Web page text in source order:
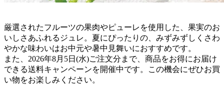
厳選されたフルーツの果肉やピューレを使用した、果実のお
いしさあふれるジュレ。夏にぴったりの、みずみずしくさわ
やかな味わいはお中元や暑中見舞いにおすすめです。
また、2026年8月5日(水)ご注文分まで、商品をお得にお届け
できる送料キャンペーンを開催中です。この機会にぜひお買
い物をお楽しみください。